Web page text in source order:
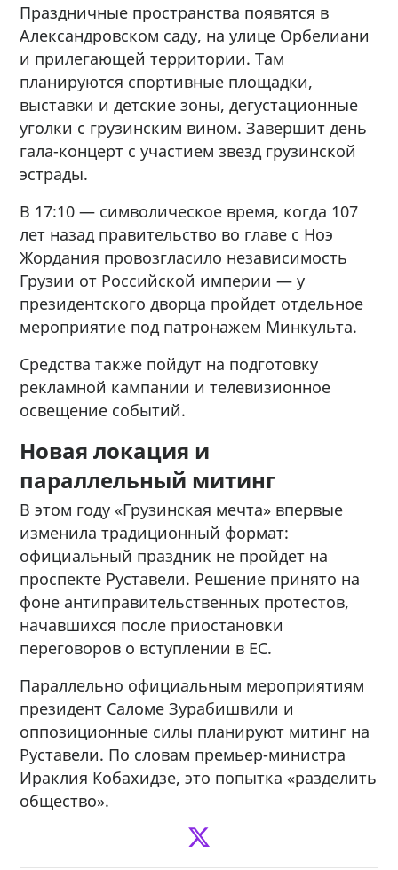
Праздничные пространства появятся в
Александровском саду, на улице Орбелиани
и прилегающей территории. Там
планируются спортивные площадки,
выставки и детские зоны, дегустационные
уголки с грузинским вином. Завершит день
гала-концерт с участием звезд грузинской
эстрады.
В 17:10 — символическое время, когда 107
лет назад правительство во главе с Ноэ
Жордания провозгласило независимость
Грузии от Российской империи — у
президентского дворца пройдет отдельное
мероприятие под патронажем Минкульта.
Средства также пойдут на подготовку
рекламной кампании и телевизионное
освещение событий.
Новая локация и
параллельный митинг
В этом году «Грузинская мечта» впервые
изменила традиционный формат:
официальный праздник не пройдет на
проспекте Руставели. Решение принято на
фоне антиправительственных протестов,
начавшихся после приостановки
переговоров о вступлении в ЕС.
Параллельно официальным мероприятиям
президент Саломе Зурабишвили и
оппозиционные силы планируют митинг на
Руставели. По словам премьер-министра
Ираклия Кобахидзе, это попытка «разделить
общество».